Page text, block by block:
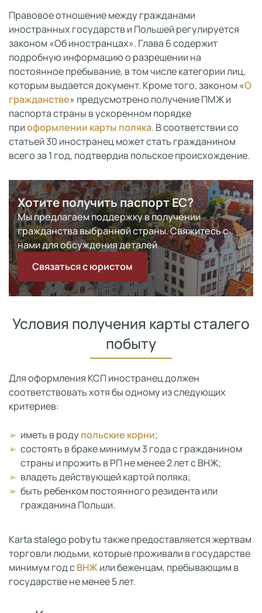
Правовое отношение между гражданами
иностранных государств и Польшей регулируется
законом «Об иностранцах». Глава 6 содержит
подробную информацию о разрешении на
постоянное пребывание, в том числе категории лиц,
которым выдается документ. Кроме того, законом «О
гражданстве» предусмотрено получение ПМЖ и
паспорта страны в ускоренном порядке
приоформлении карты поляка. В соответствии со
статьей 30 иностранец может стать гражданином
всего за 1 год, подтвердив польское происхождение.
Хотите получить паспорт ЕС?
Мы предлагаем поддержку в получении
гражданства выбранной страны. Свяжитесь с
нами для обсуждения деталей
Связаться с юристом
Условия получения карты сталего
побыту
Для оформления КСП иностранец должен
соответствовать хотя бы одному из следующих
критериев:
иметь в роду польские корни;
состоять в браке минимум 3 года с гражданином
страны и прожить в РП не менее 2 лет с ВНЖ;
владеть действующей картой поляка;
быть ребенком постоянного резидента или
гражданина Польши.
Karta stalego pobytu также предоставляется жертвам
торговли людьми, которые проживали в государстве
минимум год сВНЖили беженцам, пребывающим в
государстве не менее 5 лет.